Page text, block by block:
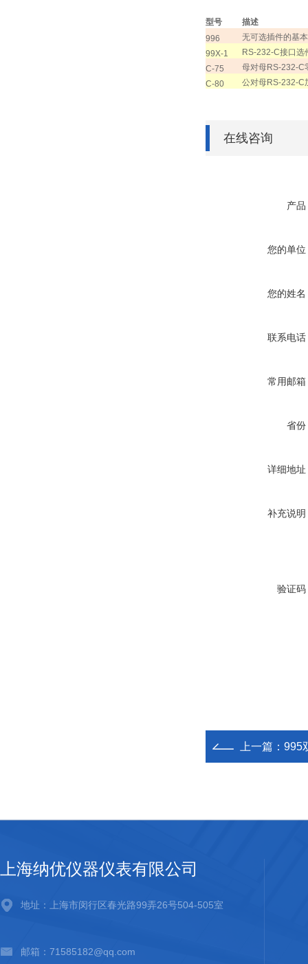
型号
描述
996
无可选插件的基
99X-1
RS-232-C接口选
C-75
母对母RS-232-C
C-80
公对母RS-232-C
在线咨询
产品
您的单位
您的姓名
联系电话
常用邮箱
省份
详细地址
补充说明
验证码
上一篇： 995
上海纳优仪器仪表有限公司
地址：上海市闵行区春光路99弄26号504-505室
邮箱：71585182@qq.com